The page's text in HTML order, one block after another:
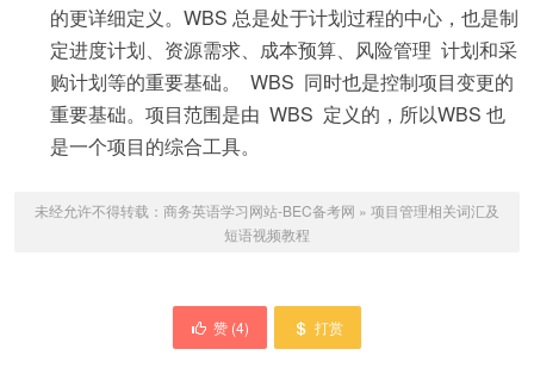
的更详细定义。WBS 总是处于计划过程的中心，也是制
定进度计划、资源需求、成本预算、风险管理 计划和采
购计划等的重要基础。 WBS 同时也是控制项目变更的
重要基础。项目范围是由 WBS 定义的，所以WBS 也
是一个项目的综合工具。
未经允许不得转载： 商务英语学习网站-BEC备考网 » 项目管理相关词汇及
短语视频教程
赞 (4) 打赏